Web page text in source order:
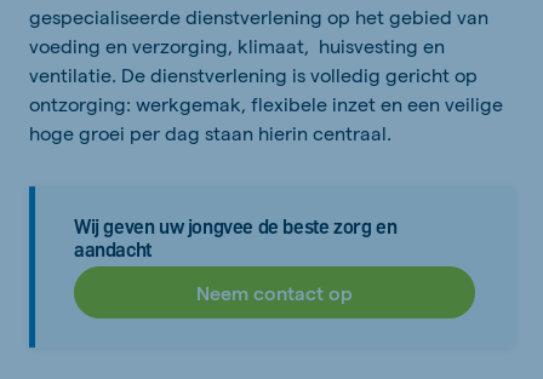
gespecialiseerde dienstverlening op het gebied van
voeding en verzorging, klimaat, huisvesting en
ventilatie. De dienstverlening is volledig gericht op
ontzorging: werkgemak, flexibele inzet en een veilige
hoge groei per dag staan hierin centraal.
Wij geven uw jongvee de beste zorg en
aandacht
Neem contact op